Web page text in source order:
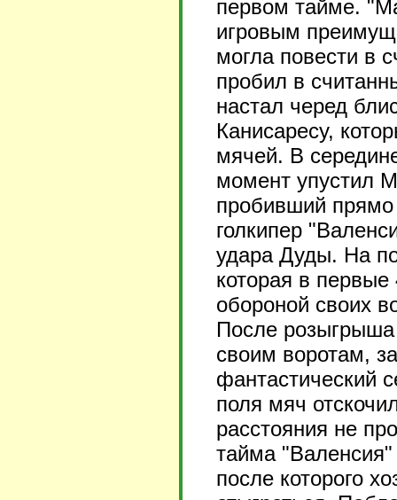
первом тайме.
игровым
могла повести в
пробил в
настал черед
Канисаресу,
мячей. В
момент упустил
пробивший
голкипер
удара Дуды. На
которая в
обороной своих
После розыгрыша
своим воротам,
фантастический
поля мяч
расстояния не
тайма "Валенсия"
после которого